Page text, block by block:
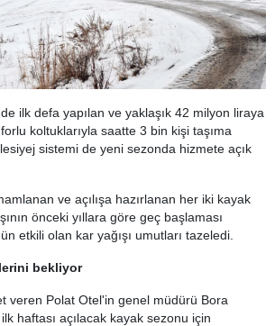
ilk defa yapılan ve yaklaşık 42 milyon liraya
koltuklarıyla saatte 3 bin kişi taşıma
sistemi de yeni sezonda hizmete açık
ve açılışa hazırlanan her iki kayak
önceki yıllara göre geç başlaması
etkili olan kar yağışı umutları tazeledi.
bekliyor
veren Polat Otel'in genel müdürü Bora
ilk haftası açılacak kayak sezonu için